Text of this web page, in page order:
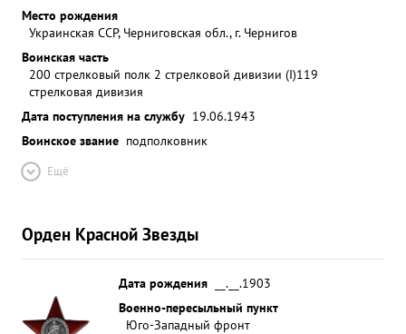
Место рождения
Украинская ССР, Черниговская обл., г. Чернигов
Воинская часть
200 стрелковый полк 2 стрелковой дивизии (I)119
стрелковая дивизия
Дата поступления на службу 19.06.1943
Воинское звание подполковник
Ещё
Орден Красной Звезды
Дата рождения
__.__.1903
Военно-пересыльный пункт
Юго-Западный фронт